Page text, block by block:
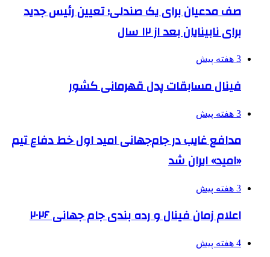
صف مدعیان برای یک صندلی؛ تعیین رئیس جدید
برای نابینایان بعد از ۱۲ سال
3 هفته پیش
فینال مسابقات پدل قهرمانی کشور
3 هفته پیش
مدافع غایب در جام‌جهانی امید اول خط دفاع تیم
«امید» ایران شد
3 هفته پیش
اعلام زمان فینال و رده بندی جام جهانی ۲۰۲۶
4 هفته پیش